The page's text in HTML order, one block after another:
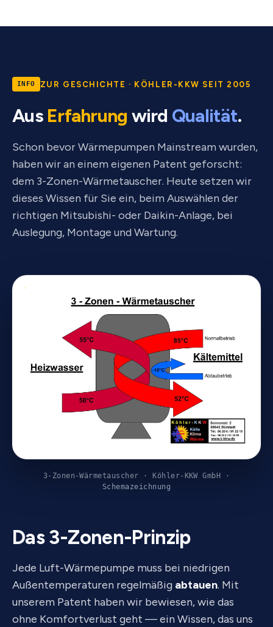
INFO ZUR GESCHICHTE · KÖHLER-KKW SEIT 2005
Aus Erfahrung wird Qualität.
Schon bevor Wärmepumpen Mainstream wurden,
haben wir an einem eigenen Patent geforscht:
dem 3-Zonen-Wärmetauscher. Heute setzen wir
dieses Wissen für Sie ein, beim Auswählen der
richtigen Mitsubishi- oder Daikin-Anlage, bei
Auslegung, Montage und Wartung.
3-Zonen-Wärmetauscher · Köhler-KKW GmbH ·
Schemazeichnung
Das 3-Zonen-Prinzip
Jede Luft-Wärmepumpe muss bei niedrigen
Außentemperaturen regelmäßig abtauen. Mit
unserem Patent haben wir bewiesen, wie das
ohne Komfortverlust geht — ein Wissen, das uns